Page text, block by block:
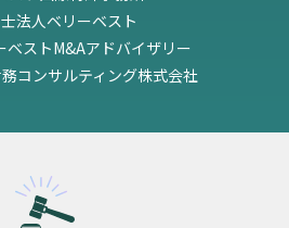
法人ベリーベスト
ベストM&Aアドバイザリー
コンサルティング株式会社